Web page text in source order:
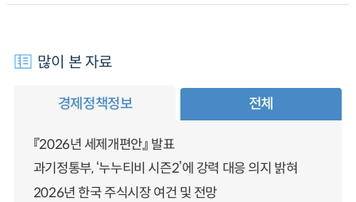
많이 본 자료
경제정책정보 전체
『2026년 세제개편안』 발표
과기정통부, ‘누누티비 시즌2’에 강력 대응 의지 밝혀
2026년 한국 주식시장 여건 및 전망